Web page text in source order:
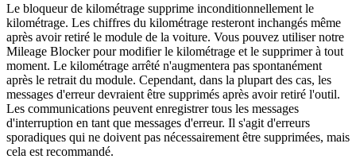
Le bloqueur de kilométrage supprime inconditionnellement le
kilométrage. Les chiffres du kilométrage resteront inchangés même
après avoir retiré le module de la voiture. Vous pouvez utiliser notre
Mileage Blocker pour modifier le kilométrage et le supprimer à tout
moment. Le kilométrage arrêté n'augmentera pas spontanément
après le retrait du module. Cependant, dans la plupart des cas, les
messages d'erreur devraient être supprimés après avoir retiré l'outil.
Les communications peuvent enregistrer tous les messages
d'interruption en tant que messages d'erreur. Il s'agit d'erreurs
sporadiques qui ne doivent pas nécessairement être supprimées, mais
cela est recommandé.